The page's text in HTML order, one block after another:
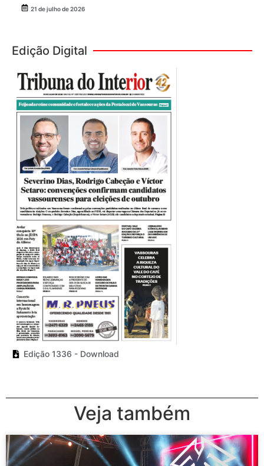
21 de julho de 2026
Edição Digital
Edição 1336 - Download
Veja também